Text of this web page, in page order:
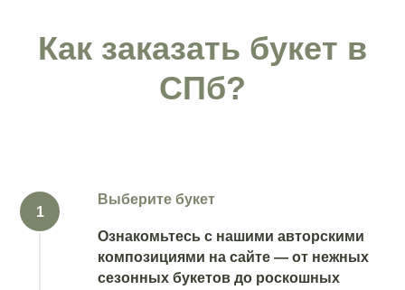
Как заказать букет в
СПб?
Выберите букет
Ознакомьтесь с нашими авторскими
композициями на сайте — от нежных
сезонных букетов до роскошных